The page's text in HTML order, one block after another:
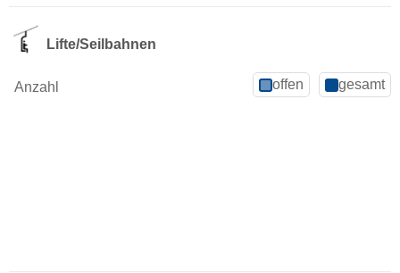
Lifte/Seilbahnen
Anzahl offen gesamt